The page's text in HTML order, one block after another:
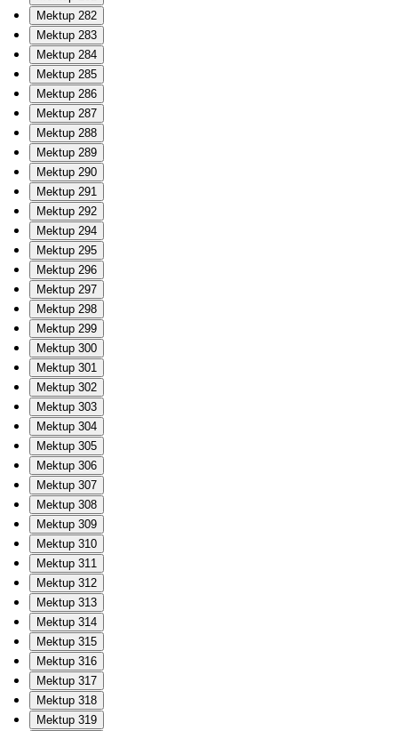
Mektup 282
Mektup 283
Mektup 284
Mektup 285
Mektup 286
Mektup 287
Mektup 288
Mektup 289
Mektup 290
Mektup 291
Mektup 292
Mektup 294
Mektup 295
Mektup 296
Mektup 297
Mektup 298
Mektup 299
Mektup 300
Mektup 301
Mektup 302
Mektup 303
Mektup 304
Mektup 305
Mektup 306
Mektup 307
Mektup 308
Mektup 309
Mektup 310
Mektup 311
Mektup 312
Mektup 313
Mektup 314
Mektup 315
Mektup 316
Mektup 317
Mektup 318
Mektup 319